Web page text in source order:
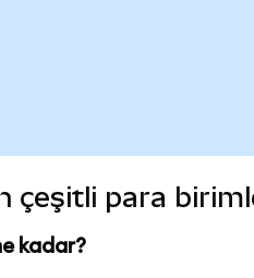
çeşitli para
kadar?